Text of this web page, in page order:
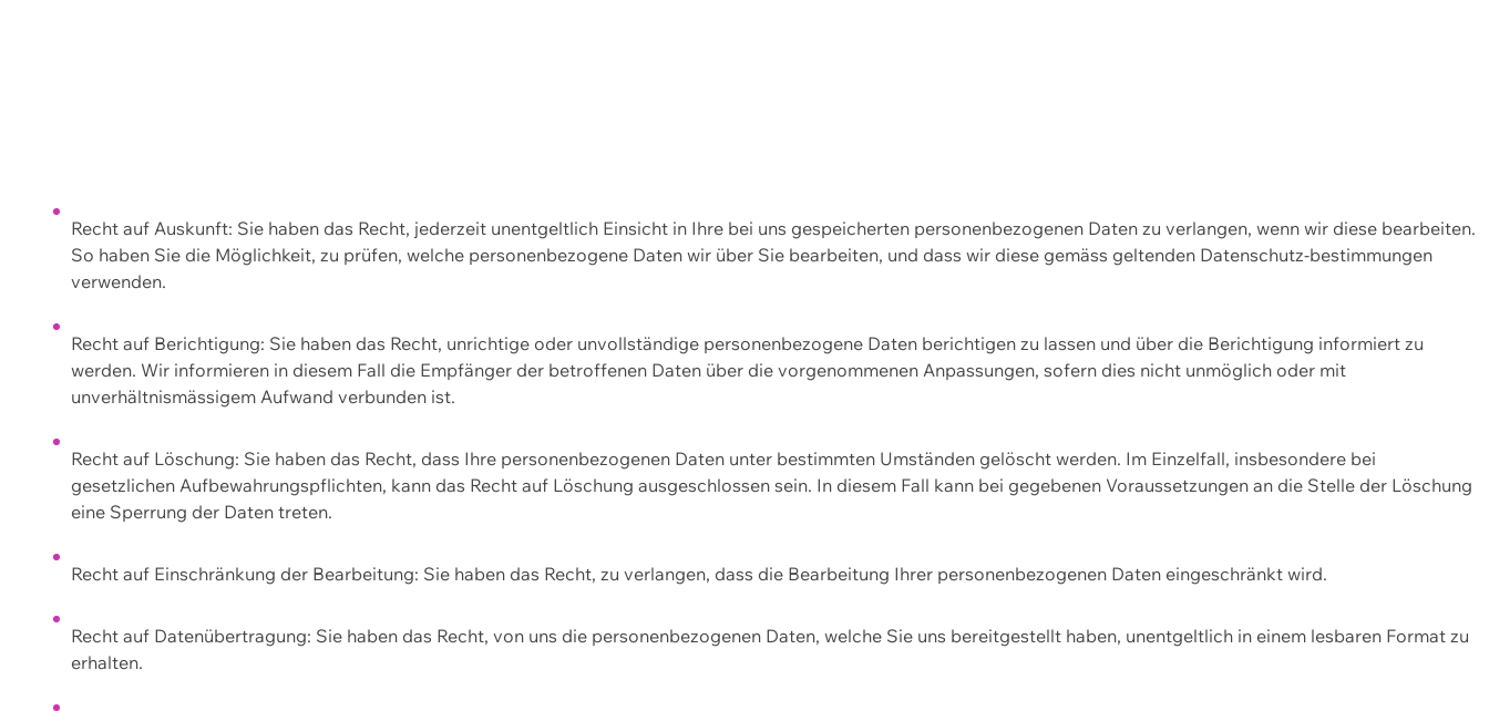
Recht auf Auskunft: Sie haben das Recht, jederzeit unentgeltlich Einsicht in Ihre bei uns gespeicherten personenbezogenen Daten zu verlangen, wenn wir diese bearbeiten.
So haben Sie die Möglichkeit, zu prüfen, welche personenbezogene Daten wir über Sie bearbeiten, und dass wir diese gemäss geltenden Datenschutz-bestimmungen
verwenden.
Recht auf Berichtigung: Sie haben das Recht, unrichtige oder unvollständige personenbezogene Daten berichtigen zu lassen und über die Berichtigung informiert zu
werden. Wir informieren in diesem Fall die Empfänger der betroffenen Daten über die vorgenommenen Anpassungen, sofern dies nicht unmöglich oder mit
unverhältnismässigem Aufwand verbunden ist.
Recht auf Löschung: Sie haben das Recht, dass Ihre personenbezogenen Daten unter bestimmten Umständen gelöscht werden. Im Einzelfall, insbesondere bei
gesetzlichen Aufbewahrungspflichten, kann das Recht auf Löschung ausgeschlossen sein. In diesem Fall kann bei gegebenen Voraussetzungen an die Stelle der Löschung
eine Sperrung der Daten treten.
Recht auf Einschränkung der Bearbeitung: Sie haben das Recht, zu verlangen, dass die Bearbeitung Ihrer personenbezogenen Daten eingeschränkt wird.
Recht auf Datenübertragung: Sie haben das Recht, von uns die personenbezogenen Daten, welche Sie uns bereitgestellt haben, unentgeltlich in einem lesbaren Format zu
erhalten.